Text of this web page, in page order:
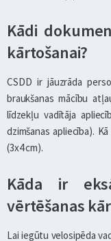
Kādi
kārtošanai?
CSDD ir jāuzrāda
braukšanas mācību
līdzekļu vadītāja
dzimšanas apliecība).
(3x4 cm).
Kāda ir
vērtēšanas
Lai iegūtu velosipēda